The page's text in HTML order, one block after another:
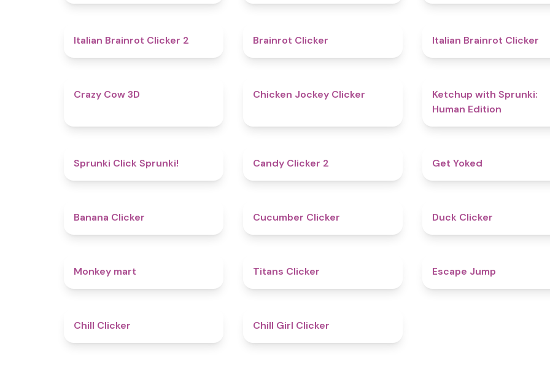
Italian Brainrot Clicker 2 Brainrot Clicker Italian Brainrot Clicker
Crazy Cow 3D Chicken Jockey Clicker
Ketchup with Sprunki:
Human Edition
Sprunki Click Sprunki! Candy Clicker 2 Get Yoked
Banana Clicker Cucumber Clicker Duck Clicker
Monkey mart Titans Clicker Escape Jump
Chill Clicker Chill Girl Clicker